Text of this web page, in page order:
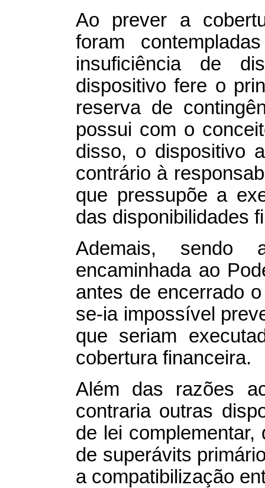
Ao prever a
foram
insuficiência de
dispositivo fere o
reserva de
possui com o
disso, o dispositivo
contrário à
que pressupõe a
das disponibilidades
Ademais, sendo
encaminhada ao
antes de encerrado
se-ia impossível
que seriam
cobertura financeira.
Além das razões
contraria outras
de lei complementar,
de superávits
a compatibilização